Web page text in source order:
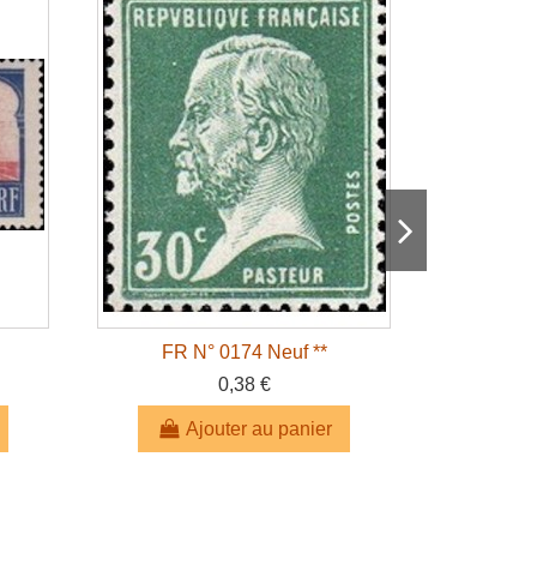
FR N° 0174 Neuf **
0,38 €
Ajouter au panier